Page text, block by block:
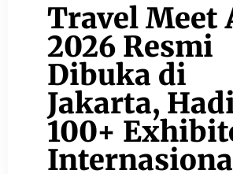
Travel Meet
2026 Resmi
Dibuka di
Jakarta,
100+